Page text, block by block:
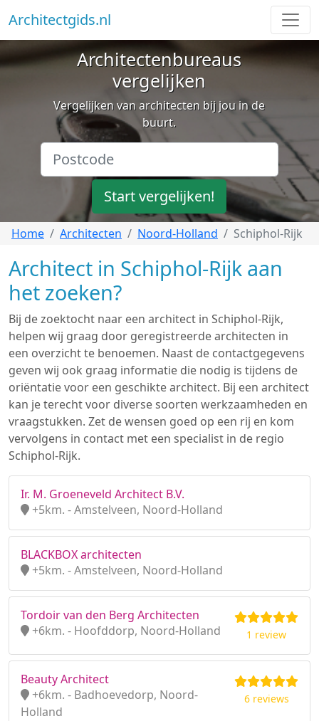
Architectgids.nl
Architectenbureaus
vergelijken
Vergelijken van architecten bij jou in de
buurt.
Start vergelijken!
Home Architecten Noord-Holland Schiphol-Rijk
Architect in Schiphol-Rijk aan
het zoeken?
Bij de zoektocht naar een architect in Schiphol-Rijk,
helpen wij graag door geregistreerde architecten in
een overzicht te benoemen. Naast de contactgegevens
geven wij ook graag informatie die nodig is tijdens de
oriëntatie voor een geschikte architect. Bij een architect
kan je terecht voor diverse soorten werkzaamheden en
vraagstukken. Zet de wensen goed op een rij en kom
vervolgens in contact met een specialist in de regio
Schiphol-Rijk.
Ir. M. Groeneveld Architect B.V.
+5km. - Amstelveen, Noord-Holland
BLACKBOX architecten
+5km. - Amstelveen, Noord-Holland
Tordoir van den Berg Architecten
+6km. - Hoofddorp, Noord-Holland
1 review
Beauty Architect
+6km. - Badhoevedorp, Noord-
Holland
6 reviews